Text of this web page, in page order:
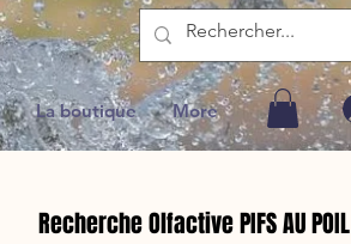
La boutique More
Recherche Olfactive PIFS AU POIL